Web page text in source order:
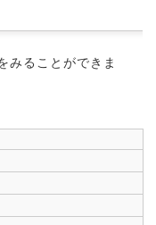
みることができま